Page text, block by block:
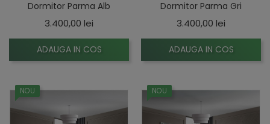
Dormitor Parma Alb
3.400,00 lei
ADAUGA IN COS
Dormitor Parma Gri
3.400,00 lei
ADAUGA IN COS
NOU NOU